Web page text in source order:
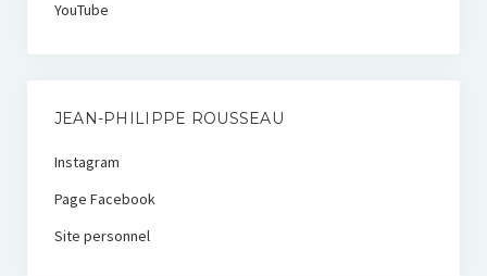
YouTube
JEAN-PHILIPPE ROUSSEAU
Instagram
Page Facebook
Site personnel